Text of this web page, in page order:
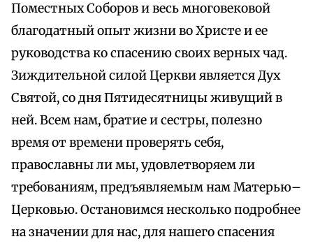
Поместных Соборов и весь многовековой
благодатный опыт жизни во Христе и ее
руководства ко спасению своих верных чад.
Зиждительной силой Церкви является Дух
Святой, со дня Пятидесятницы живущий в
ней. Всем нам, братие и сестры, полезно
время от времени проверять себя,
православны ли мы, удовлетворяем ли
требованиям, предъявляемым нам Матерью–
Церковью. Остановимся несколько подробнее
на значении для нас, для нашего спасения